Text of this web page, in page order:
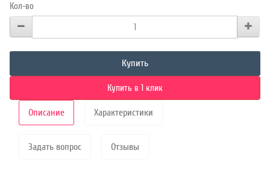
Кол-во
Купить
Купить в 1 клик
Описание Характеристики
Задать вопрос Отзывы